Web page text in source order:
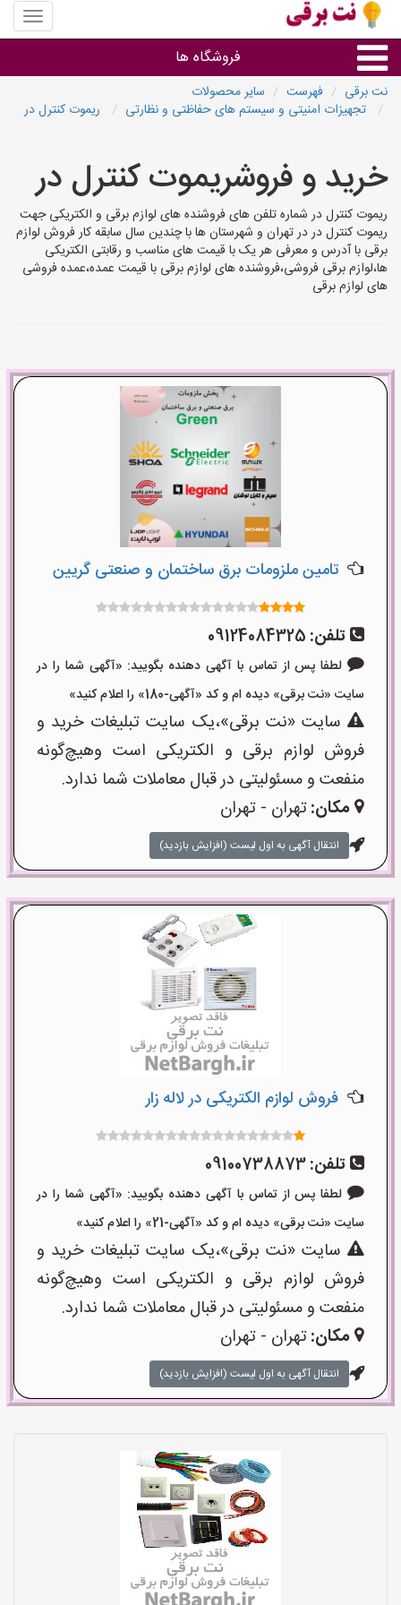
منوی
سایت
برقی
فروشگاه ها
روشنایی و نورپردازی
سایر گروه ها
فروشنده های لوازم برقی
نت برقی فهرست
سایر محصولات
تجهیزات امنیتی و سیستم های حفاظتی و نظارتی
ریموت کنترل در
خرید و فروشریموت کنترل در
ریموت کنترل در شماره تلفن های فروشنده های لوازم برقی و الکتریکی جهت
ریموت کنترل در در تهران و شهرستان ها با چندین سال سابقه کار فروش لوازم
برقی با آدرس و معرفی هر یک با قیمت های مناسب و رقابتی الکتریکی
ها،لوازم برقی فروشی،فروشنده های لوازم برقی با قیمت عمده،عمده فروشی
های لوازم برقی
تامین ملزومات برق ساختمان و صنعتی گریین
تلفن: 09124084325
لطفا پس از تماس با آگهی دهنده بگویید: «آگهی شما را در
سایت «نت برقی» دیده ام و کد «آگهی-180» را اعلام کنید»
سایت «نت برقی»،یک سایت تبلیغات خرید و
فروش لوازم برقی و الکتریکی است وهیچ‌گونه
منفعت و مسئولیتی در قبال معاملات شما ندارد.
مکان:تهران - تهران
انتقال آگهی به اول لیست (افزایش بازدید)
فروش لوازم الکتریکی در لاله زار
تلفن:09100738873
لطفا پس از تماس با آگهی دهنده بگویید: «آگهی شما را در
سایت «نت برقی» دیده ام و کد «آگهی-21» را اعلام کنید»
سایت «نت برقی»،یک سایت تبلیغات خرید و
فروش لوازم برقی و الکتریکی است وهیچ‌گونه
منفعت و مسئولیتی در قبال معاملات شما ندارد.
مکان:تهران - تهران
انتقال آگهی به اول لیست (افزایش بازدید)